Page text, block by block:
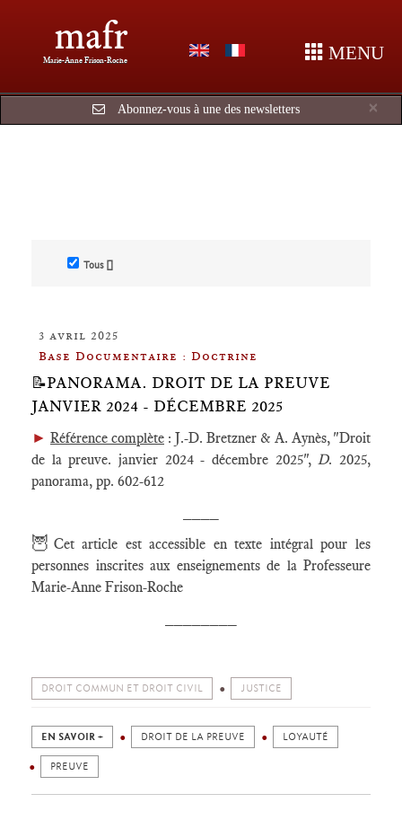
mafr
Marie-Anne Frison-Roche MENU
×
Abonnez-vous à une des newsletters
Tous []
3 avril 2025
Base Documentaire : Doctrine
📝PANORAMA. DROIT DE LA PREUVE
JANVIER 2024 - DÉCEMBRE 2025
► Référence complète : J.-D. Bretzner & A. Aynès, "Droit
de la preuve. janvier 2024 - décembre 2025",D. 2025,
panorama, pp. 602-612
🦉 Cet article est accessible en texte intégral pour les
personnes inscrites aux enseignements de la Professeure
Marie-Anne Frison-Roche
DROIT COMMUN ET DROIT CIVIL JUSTICE
EN SAVOIR + DROIT DE LA PREUVE LOYAUTÉ
PREUVE